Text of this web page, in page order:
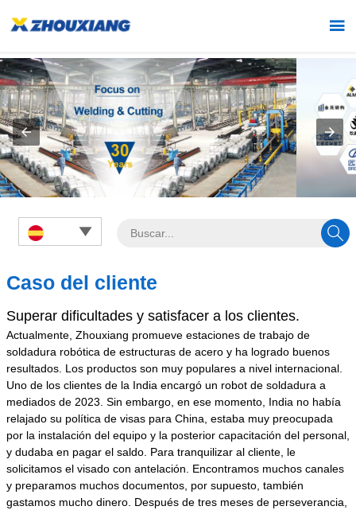

 
Caso del cliente
Superar dificultades y satisfacer a los clientes.
Actualmente, Zhouxiang promueve estaciones de trabajo de
soldadura robótica de estructuras de acero y ha logrado buenos
resultados. Los productos son muy populares a nivel internacional.
Uno de los clientes de la India encargó un robot de soldadura a
mediados de 2023. Sin embargo, en ese momento, India no había
relajado su política de visas para China, estaba muy preocupada
por la instalación del equipo y la posterior capacitación del personal,
y dudaba en pagar el saldo. Para tranquilizar al cliente, le
solicitamos el visado con antelación. Encontramos muchos canales
y preparamos muchos documentos, por supuesto, también
gastamos mucho dinero. Después de tres meses de perseverancia,